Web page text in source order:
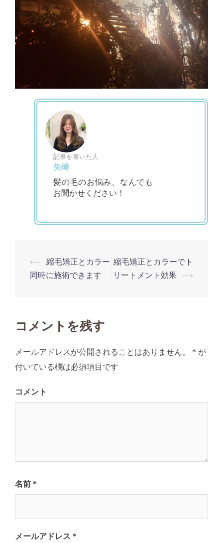
記事を書いた人
矢崎
髪の毛のお悩み、なんでも
お聞かせください！
投
稿
ゲ
シ
ョ
ン
⟵
縮毛矯正とカラー
同時に施術できます
縮毛矯正とカラーでト
リートメント効果
⟶
コメントを残す
メールアドレスが公開されることはありません。 * が
付いている欄は必須項目です
コメント
名前 *
メールアドレス *